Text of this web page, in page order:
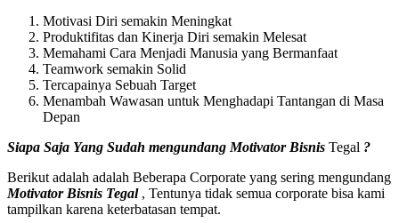
Motivasi Diri semakin Meningkat
Produktifitas dan Kinerja Diri semakin Melesat
Memahami Cara Menjadi Manusia yang Bermanfaat
Teamwork semakin Solid
Tercapainya Sebuah Target
Menambah Wawasan untuk Menghadapi Tantangan di Masa
Depan
Siapa Saja Yang Sudah mengundang Motivator Bisnis Tegal ?
Berikut adalah adalah Beberapa Corporate yang sering mengundang
Motivator Bisnis Tegal , Tentunya tidak semua corporate bisa kami
tampilkan karena keterbatasan tempat.